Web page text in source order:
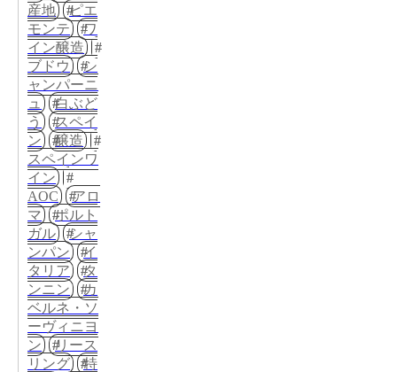
産地
ピエ
モンテ
ワ
イン醸造
ブドウ
シ
ャンパーニ
ュ
白ぶど
う
スペイ
ン
醸造
スペインワ
イン
AOC
アロ
マ
ポルト
ガル
シャ
ンパン
イ
タリア
タ
ンニン
カ
ベルネ・ソ
ーヴィニヨ
ン
リース
リング
特